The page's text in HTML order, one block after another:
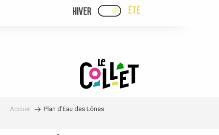
PAGE D’ACCUEIL ACTUELLE ÉTÉ :
HIVER PAGE D’ACCUEIL
ÉTÉ
Accueil Plan d'Eau des Lônes